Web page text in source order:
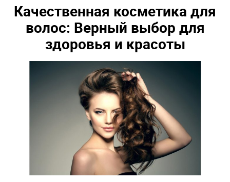
Качественная косметика для
волос: Верный выбор для
здоровья и красоты